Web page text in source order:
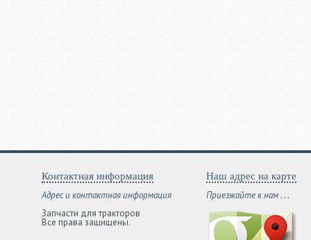
Контактная информация
Адрес и контактная информация
Запчасти для тракторов
Все права защищены.
Наш адрес на карте
Приезжайте к нам . . .